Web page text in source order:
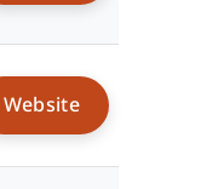
Website